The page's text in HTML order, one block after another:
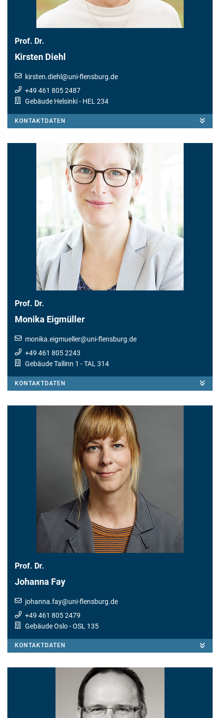
Prof. Dr.
Kirsten Diehl
kirsten.diehl @uni-flensburg.de
+49 461 805 2487
Gebäude Helsinki- HEL 234
KONTAKTDATEN
Prof. Dr.
Monika Eigmüller
monika.eigmueller@uni-flensburg.de
+49 461 805 2243
Gebäude Tallinn 1 - TAL 314
KONTAKTDATEN
Prof. Dr.
Johanna Fay
johanna.fay@uni-flensburg.de
+49 461 805 2479
Gebäude Oslo- OSL 135
KONTAKTDATEN